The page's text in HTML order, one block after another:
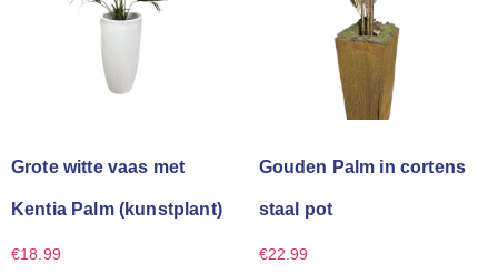
Grote witte vaas met
Kentia Palm (kunstplant)
€18.99
Gouden Palm in cortens
staal pot
€22.99